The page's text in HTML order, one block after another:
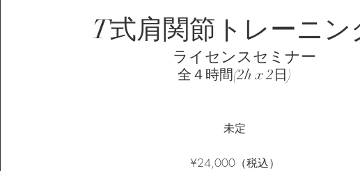
T式肩関節トレーニン
全４時間(2h x 2日)
未定
​¥24,000（税込）
ライセンスセミナー